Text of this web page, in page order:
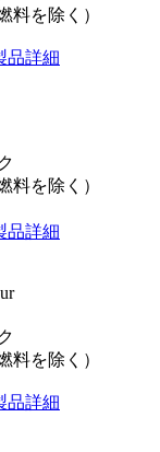
料を除く）
品詳細
料を除く）
品詳細
料を除く）
品詳細